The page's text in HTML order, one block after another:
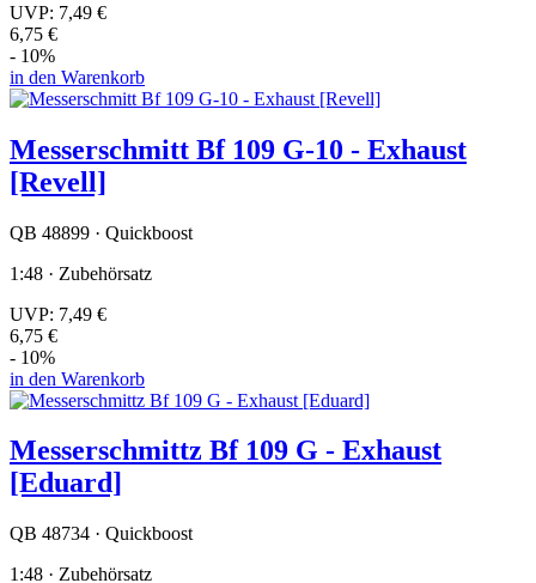
UVP: 7,49 €
6,75 €
- 10%
in den Warenkorb
Messerschmitt Bf 109 G-10 - Exhaust
[Revell]
QB 48899 · Quickboost
1:48 · Zubehörsatz
UVP: 7,49 €
6,75 €
- 10%
in den Warenkorb
Messerschmittz Bf 109 G - Exhaust
[Eduard]
QB 48734 · Quickboost
1:48 · Zubehörsatz